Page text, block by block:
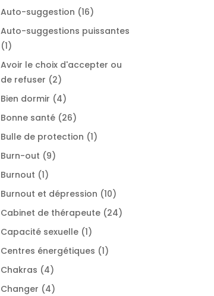
produits
Auto-suggestion 1616
produits
Auto-suggestions puissantes
11
produit
Avoir le choix d'accepter ou
de refuser
22
produits
Bien dormir 44
produits
Bonne santé 2626
produits
Bulle de protection 11
Burn-out 99
Burnout 11
produit
Burnout et dépression 1010
produits
Cabinet de thérapeute 2424
Capacité sexuelle 11
produit
Centres énergétiques 11
Chakras 44
produits
Changer 44